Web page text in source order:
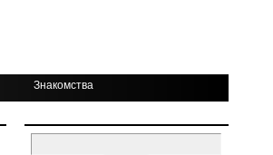
Знакомства